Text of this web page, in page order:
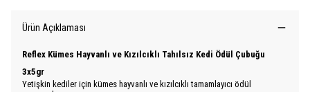
Ürün Açıklaması
Reflex Kümes Hayvanlı ve Kızılcıklı Tahılsız Kedi Ödül Çubuğu
3x5gr
Yetişkin kediler için kümes hayvanlı ve kızılcıklı tamamlayıcı ödül